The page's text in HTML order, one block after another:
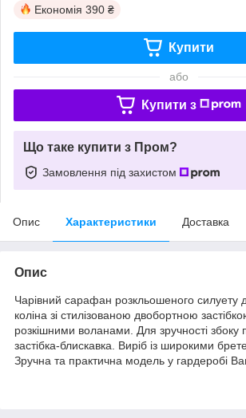
Економія 390 ₴
Купити
або
Купити з
Що таке купити з Пром?
Замовлення під захистом
Опис Характеристики Доставка
Опис
Чарівний сарафан розкльошеного
коліна зі стилізованою двобортною
розкішними воланами. Для зручності збоку
застібка-блискавка. Виріб із широкими
Зручна та практична модель у гардеробі